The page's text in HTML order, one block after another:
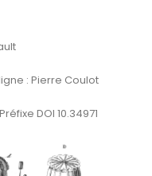
: Pierre Coulot
DOI 10.34971